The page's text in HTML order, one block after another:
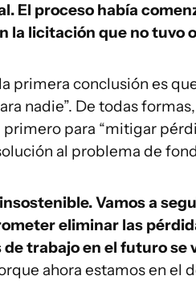
El proceso había
la licitación que no tuvo
primera conclusión es
nadie”. De todas
para “mitigar
al problema de
Vamos a
eliminar las
trabajo en el futuro se
ahora estamos en el